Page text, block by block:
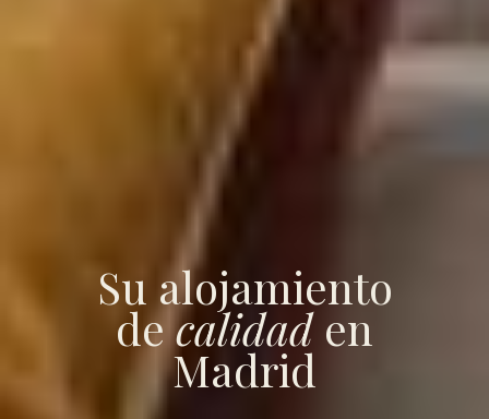
Su alojamiento
decalidad en
Madrid